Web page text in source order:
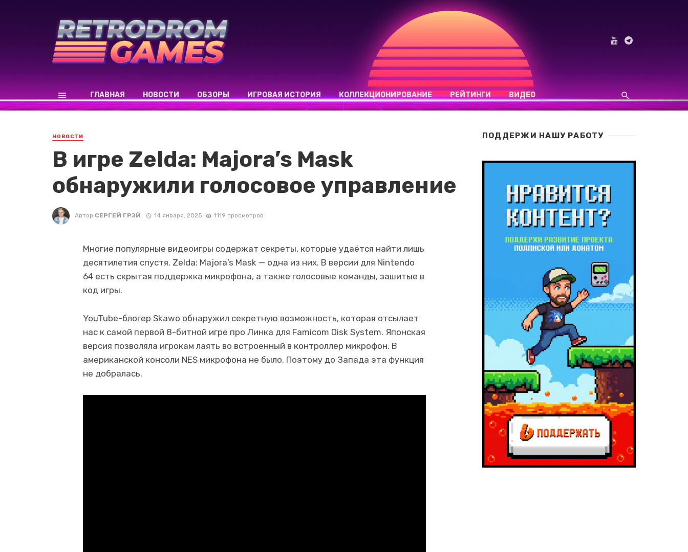
ГЛАВНАЯ НОВОСТИ ОБЗОРЫ ИГРОВАЯ ИСТОРИЯ КОЛЛЕКЦИОНИРОВАНИЕ РЕЙТИНГИ ВИДЕО
НОВОСТИ
В игре Zelda: Majora’s Mask
обнаружили голосовое управление
Автор СЕРГЕЙ ГРЭЙ 14 января, 2025 1119 просмотров
Многие популярные видеоигры содержат секреты, которые удаётся найти лишь
десятилетия спустя. Zelda: Majora’s Mask — одна из них. В версии для Nintendo
64 есть скрытая поддержка микрофона, а также голосовые команды, зашитые в
код игры.
YouTube-блогер Skawo обнаружил секретную возможность, которая отсылает
нас к самой первой 8-битной игре про Линка для Famicom Disk System. Японская
версия позволяла игрокам лаять во встроенный в контроллер микрофон. В
американской консоли NES микрофона не было. Поэтому до Запада эта функция
не добралась.
ПОДДЕРЖИ НАШУ РАБОТУ